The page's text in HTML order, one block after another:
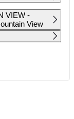
3
3 009
4
VIEW -
View